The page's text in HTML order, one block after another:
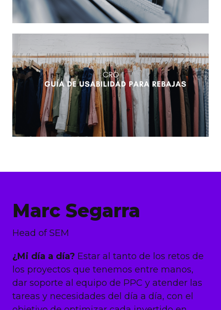
Marc Segarra
Head of SEM
¿Mi día a día? Estar al tanto de los retos de
los proyectos que tenemos entre manos,
dar soporte al equipo de PPC y atender las
tareas y necesidades del día a día, con el